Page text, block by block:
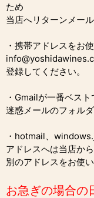
ため
当店へリターンメー
・携帯アドレスをお
登録してください。
・Gmailが一番ベス
迷惑メールのフォル
・hotmail、
アドレスへは当店か
別のアドレスをお使い
お急ぎの場合の